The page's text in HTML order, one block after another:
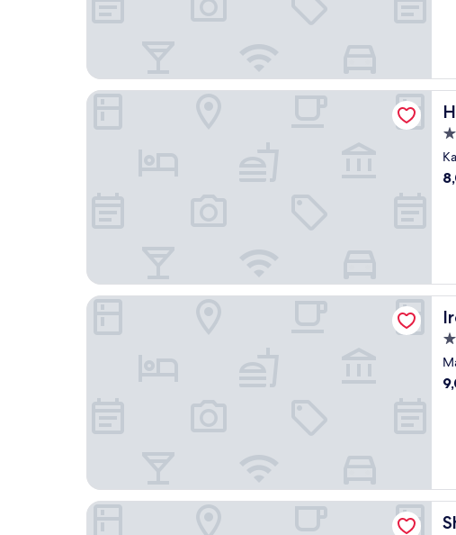
Hotel Route - Inn Kamisuwa
Iroha Grand Hotel
Shibu no Yu